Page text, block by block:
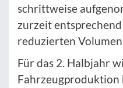
schrittweise
zurzeit
reduzierten
Für das 2. Halbjahr